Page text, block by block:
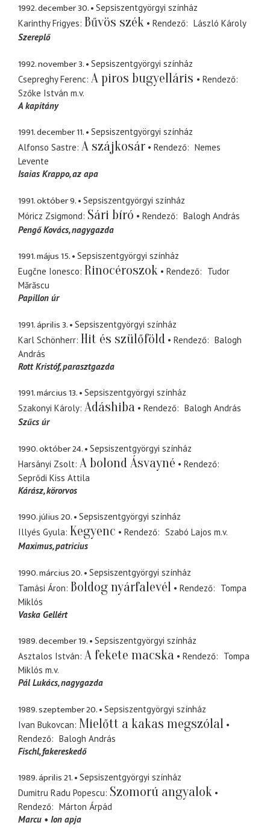
1992. december 30.
Sepsiszentgyörgyi színház
Karinthy Frigyes Bűvös szék Rendező
László Károly
Szereplő
1992. november 3.
Sepsiszentgyörgyi színház
Csepreghy Ferenc A piros bugyelláris
Rendező
Szőke István m.v.
A kapitány
1991. december 11.
Sepsiszentgyörgyi színház
Alfonso Sastre A szájkosár Rendező
Nemes
Levente
Isaias Krappo az apa
1991. október 9.
Sepsiszentgyörgyi színház
Móricz Zsigmond Sári bíró Rendező
Balogh András
Pengő Kovács nagygazda
1991. május 15.
Sepsiszentgyörgyi színház
Eugčne Ionesco Rinocéroszok Rendező
Tudor
Mărăscu
Papillon úr
1991. április 3.
Sepsiszentgyörgyi színház
Karl Schönherr Hit és szülőföld Rendező
Balogh
András
Rott Kristóf parasztgazda
1991. március 13.
Sepsiszentgyörgyi színház
Szakonyi Károly Adáshiba Rendező
Balogh András
Szűcs úr
1990. október 24.
Sepsiszentgyörgyi színház
Harsányi Zsolt A bolond Ásvayné
Rendező
Seprődi Kiss Attila
Kárász körorvos
1990. július 20.
Sepsiszentgyörgyi színház
Illyés Gyula Kegyenc Rendező Szabó Lajos m.v.
Maximus patricius
1990. március 20.
Sepsiszentgyörgyi színház
Tamási Áron Boldog nyárfalevél Rendező
Tompa
Miklós
Vaska Gellért
1989. december 19.
Sepsiszentgyörgyi színház
Asztalos István A fekete macska Rendező
Tompa
Miklós m.v.
Pál Lukács nagygazda
1989. szeptember 20.
Sepsiszentgyörgyi színház
Ivan Bukovcan Mielőtt a kakas megszólal
Rendező
Balogh András
Fischl fakereskedő
1989. április 21.
Sepsiszentgyörgyi színház
Dumitru Radu Popescu Szomorú angyalok
Rendező
Márton Árpád
Marcu
Ion apja